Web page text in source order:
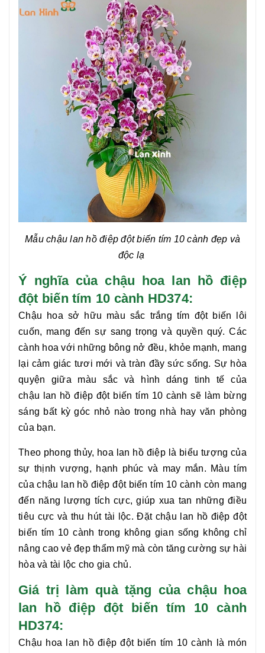
Mẫu chậu lan hồ điệp đột biến tím 10 cành đẹp và
độc lạ
Ý nghĩa của chậu hoa lan hồ điệp
đột biến tím 10 cành HD374:
Chậu hoa sở hữu màu sắc trắng tím đột biến lôi
cuốn, mang đến sự sang trọng và quyền quý. Các
cành hoa với những bông nở đều, khỏe mạnh, mang
lại cảm giác tươi mới và tràn đầy sức sống. Sự hòa
quyện giữa màu sắc và hình dáng tinh tế của
chậu
lan hồ điệp đột biến tím 10 cành sẽ làm bừng
sáng bất kỳ góc nhỏ nào trong nhà hay văn phòng
của bạn.
Theo phong thủy, hoa lan hồ điệp là biểu tượng của
sự thịnh vượng, hạnh phúc và may mắn. Màu tím
của chậu lan hồ điệp đột biến tím 10 cành còn mang
đến năng lượng tích cực, giúp xua tan những điều
tiêu cực và thu hút tài lộc. Đặt chậu
lan hồ điệp đột
biến tím 10 cành trong không gian sống không chỉ
nâng cao vẻ đẹp thẩm mỹ mà còn tăng cường sự hài
hòa và tài lộc cho gia chủ.
Giá trị làm quà tặng của chậu hoa
lan hồ điệp đột biến tím 10 cành
HD374:
Chậu hoa lan hồ điệp đột biến tím 10 cành là món